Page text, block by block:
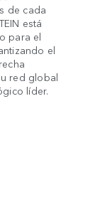
de cada
está
para el
el
red global
líder.